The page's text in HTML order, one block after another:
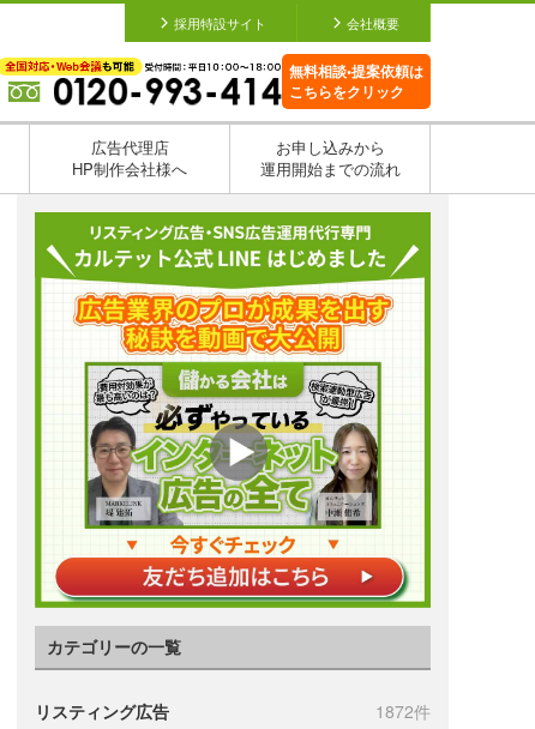
採用特設サイト 会社概要
無料相談•提案依頼は
こちらをクリック
広告代理店
HP制作会社様へ
お申し込みから
運用開始までの流れ
カテゴリーの一覧
リスティング広告 1872件